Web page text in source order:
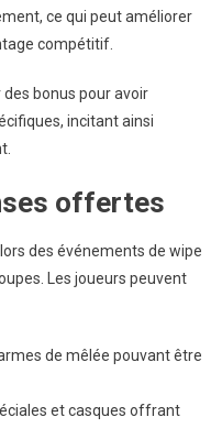
ce qui peut améliorer
compétitif.
des bonus pour avoir
incitant ainsi
offertes
des événements de wipe
Les joueurs peuvent
de mêlée pouvant être
et casques offrant